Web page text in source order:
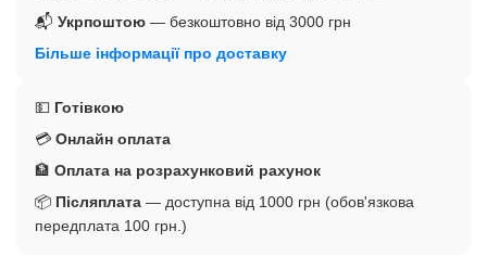
📬 Укрпоштою — безкоштовно від 3000 грн
Більше інформації про доставку
💵 Готівкою
💳 Онлайн оплата
🏦 Оплата на розрахунковий рахунок
📦 Післяплата — доступна від 1000 грн (обов'язкова
передплата 100 грн.)